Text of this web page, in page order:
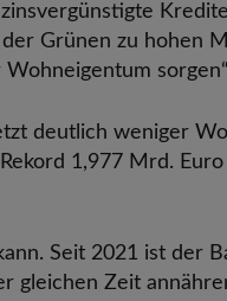
Grünen zu hohen
deutlich weniger
1,977 Mrd.
Seit 2021 ist der
gleichen Zeit